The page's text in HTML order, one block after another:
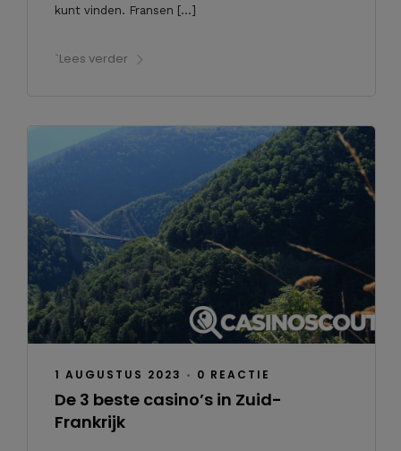
kunt vinden. Fransen […]
`Lees verder
1 AUGUSTUS 2023 • 0 REACTIE
De 3 beste casino’s in Zuid-
Frankrijk